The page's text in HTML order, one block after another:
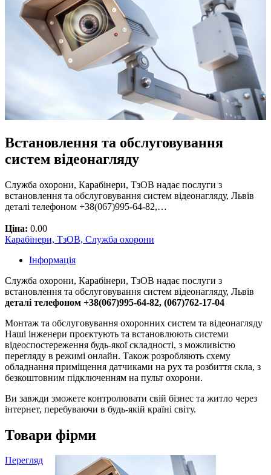
Встановлення та обслуговування
систем відеонагляду
Служба охорони, Карабінери, ТзОВ надає послуги з
встановлення та обслуговування систем відеонагляду, Львів
деталі телефоном +38(067)995-64-82,…
Ціна: 0.00
Карабінери, ТзОВ, Служба охорони
Інформація
Служба охорони, Карабінери, ТзОВ надає послуги з
встановлення та обслуговування систем відеонагляду, Львів
деталі телефоном +38(067)995-64-82, (067)762-17-04
Монтаж та обслуговування охоронних систем та відеонагляду
Наші інженери проєктують та встановлюють системи
відеоспостереження будь-якої складності, з можливістю
перегляду в режимі онлайн. Також розробляють схему
обладнання приміщення датчиками на рух та розбиття скла, з
безкоштовним підключенням на пульт охорони.
Ви завжди зможете контролювати свій бізнес та житло через
інтернет, перебуваючи в будь-якій країні світу.
Товари фірми
Перегляд